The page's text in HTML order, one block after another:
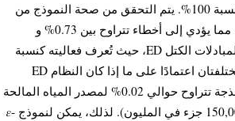
أيضًا إعادة إنتاج نتائج نظام RO عن طريق افتراض رفض الملح بنسبة 100%. يتم التحقق من صحة النموذج من
خلال المقارنة مع البيانات في الأدب لأربعة تصاميم محطات NF، مما يؤدي إلى أخطاء تتراوح بين 0.73% و
5.42%، مع متوسط خطأ قدره 3.9%. يتم تطبيق نفس المفهوم لمبادلات الكتل ED، حيث تُعرف فعاليته كنسبة
نقل النظام على قيمتها القصوى الممكنة. يُعرض نتيجتا نمذجة مختلفتان اعتمادًا على ما إذا كان النظام ED
يتعامل مع مياه مالحة أو مصدر ذو ملوحة عالية. الأخطاء في النمذجة تتراوح حوالي 0.02% لمصدر المياه المالحة
(3500 جزء في المليون) وحوالي 2% لمصدر الملوحة العالية (150,000 جزء في المليون). لذلك، يمكن لنموذج 𝜀-